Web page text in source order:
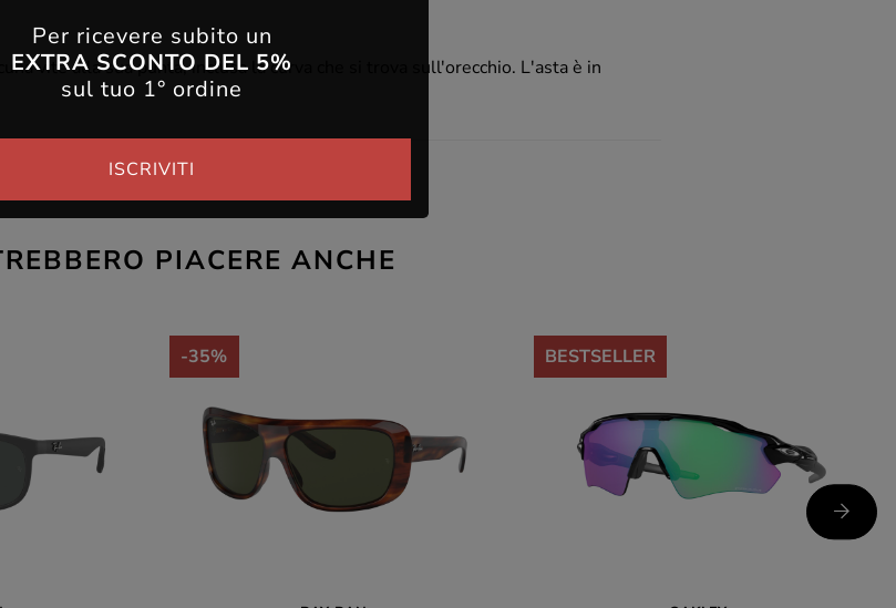
vite alla sua punta, inclusa la curva che si trova sull'orecchio. L'asta è in
PIACERE ANCHE
-35% -35%
BESTSELLER
Per ricevere subito un
EXTRA SCONTO DEL 5%
sul tuo 1° ordine
ISCRIVITI